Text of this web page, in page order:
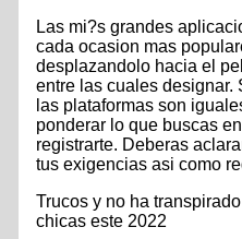
Las mi?s grandes
cada ocasion mas
desplazandolo hacia el
entre las cuales designar.
las plataformas son
ponderar lo que buscas
registrarte. Deberas
tus exigencias asi­ como
Trucos y no ha
chicas este 2022